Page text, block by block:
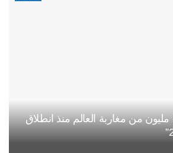
دخول أزيد من 2,7 مليون من مغاربة العالم منذ انطلاق